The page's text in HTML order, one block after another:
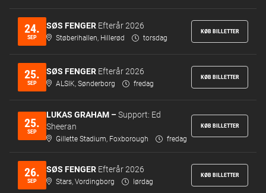
24.
SEP
SØS FENGER Efterår 2026
Støberihallen, Hillerød torsdag
KØB BILLETTER
25.
SEP
SØS FENGER Efterår 2026
ALSIK, Sønderborg fredag
KØB BILLETTER
25.
SEP
LUKAS GRAHAM – Support: Ed
Sheeran
Gillette Stadium, Foxborough fredag
KØB BILLETTER
26.
SEP
SØS FENGER Efterår 2026
Stars, Vordingborg lørdag
KØB BILLETTER